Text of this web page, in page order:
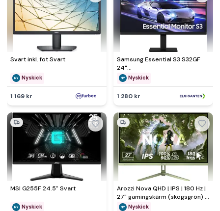
Svart inkl. fot Svart
Nyskick
1 169 kr
Samsung Essential S3 S32GF
24"
FHD/IPS/120Hz/5ms/250nits
datorskärm - Nyskick - i
originalförpackning
Nyskick
1 280 kr
MSI G255F 24.5" Svart
Nyskick
Arozzi Nova QHD | IPS | 180 Hz |
27" gamingskärm (skogsgrön) -
Nyskick - i originalförpackning
Nyskick